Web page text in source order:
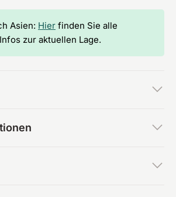
Asien: Hier finden Sie alle
zur aktuellen Lage.